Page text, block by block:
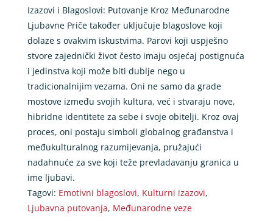
Izazovi i Blagoslovi: Putovanje Kroz Međunarodne
Ljubavne Priče također uključuje blagoslove koji
dolaze s ovakvim iskustvima. Parovi koji uspješno
stvore zajednički život često imaju osjećaj postignuća
i jedinstva koji može biti dublje nego u
tradicionalnijim vezama. Oni ne samo da grade
mostove između svojih kultura, već i stvaraju nove,
hibridne identitete za sebe i svoje obitelji. Kroz ovaj
proces, oni postaju simboli globalnog građanstva i
međukulturalnog razumijevanja, pružajući
nadahnuće za sve koji teže prevladavanju granica u
ime ljubavi.
Tagovi: Emotivni blagoslovi, Kulturni izazovi,
Ljubavna putovanja, Međunarodne veze